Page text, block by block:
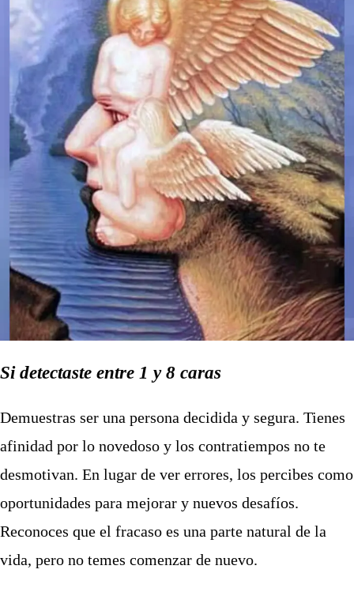
Si detectaste entre 1 y 8 caras
Demuestras ser una persona decidida y segura. Tienes
afinidad por lo novedoso y los contratiempos no te
desmotivan. En lugar de ver errores, los percibes como
oportunidades para mejorar y nuevos desafíos.
Reconoces que el fracaso es una parte natural de la
vida, pero no temes comenzar de nuevo.